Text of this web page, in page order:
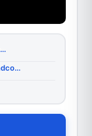
http://0918586.globaltrendcompany.com/
http://0918586.globaltrendcompany.com/site/login